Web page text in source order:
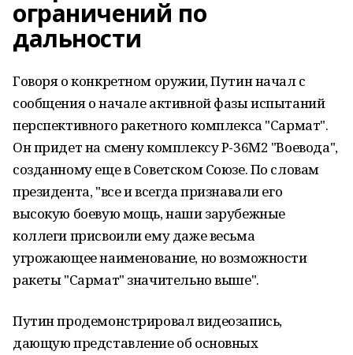
ограничений по
дальности
Говоря о конкретном оружии, Путин начал с
сообщения о начале активной фазы испытаний
перспективного ракетного комплекса "Сармат".
Он придет на смену комплексу Р-36М2 "Воевода",
созданному еще в Советском Союзе. По словам
президента, "все и всегда признавали его
высокую боевую мощь, наши зарубежные
коллеги присвоили ему даже весьма
угрожающее наименование, но возможности
ракеты "Сармат" значительно выше".
Путин продемонстрировал видеозапись,
дающую представление об основных